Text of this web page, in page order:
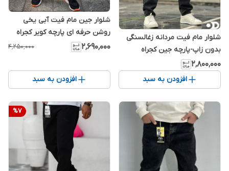
شلوار مام فیت مردانه زغالسنگی
بدون زاپ-پارچه جین کجراه
۲٬۸۰۰٬۰۰۰
افزودن به سبد
شلوار جین مام فیت آبی یخی
روشن حرفه ای پارچه کویر کجراه
کد 2341623
۲٬۶۹۰٬۰۰۰ ۴٬۲۵۰٬۰۰۰
افزودن به سبد
%7